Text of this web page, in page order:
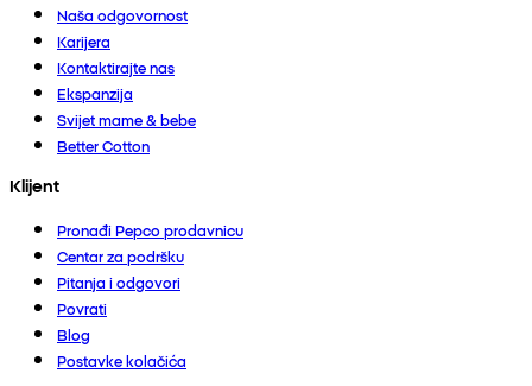
Naša odgovornost
Karijera
Kontaktirajte nas
Ekspanzija
Svijet mame & bebe
Better Cotton
Klijent
Pronađi Pepco prodavnicu
Centar za podršku
Pitanja i odgovori
Povrati
Blog
Postavke kolačića